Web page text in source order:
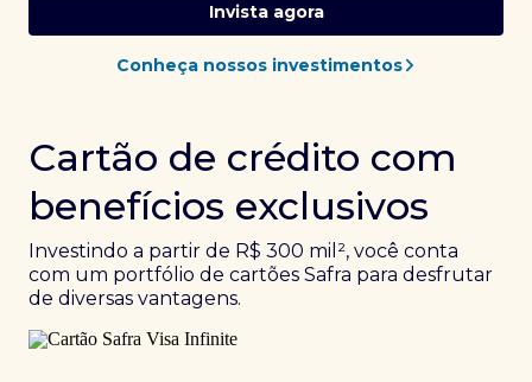
Invista agora
Conheça nossos investimentos
Cartão de crédito com
benefícios exclusivos
Investindo a partir de R$ 300 mil², você conta
com um portfólio de cartões Safra para desfrutar
de diversas vantagens.